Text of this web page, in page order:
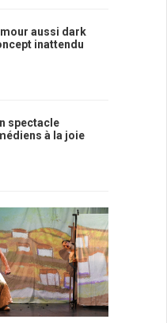
aussi dark
inattendu
spectacle
à la joie